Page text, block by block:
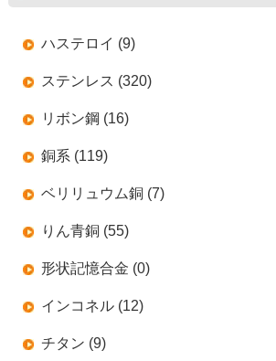
ハステロイ (9)
ステンレス (320)
リボン鋼 (16)
銅系 (119)
ベリリュウム銅 (7)
りん青銅 (55)
形状記憶合金 (0)
インコネル (12)
チタン (9)